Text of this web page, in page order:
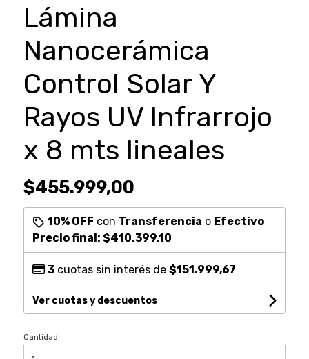
Lámina
Nanocerámica
Control Solar Y
Rayos UV Infrarrojo
x 8 mts lineales
$455.999,00
10% OFF con Transferencia o Efectivo
Precio final: $410.399,10
3cuotas sin interés de $151.999,67
Ver cuotas y descuentos
Cantidad